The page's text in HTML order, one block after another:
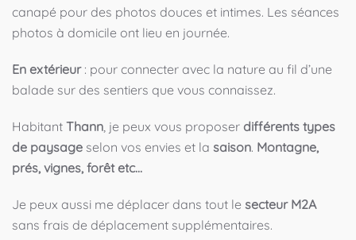
canapé pour des photos douces et intimes. Les séances
photos à domicile ont lieu en journée.
En extérieur: pour connecter avec la nature au fil d’une
balade sur des sentiers que vous connaissez.
Habitant Thann , je peux vous proposer différents types
de paysage selon vos envies et la saison. Montagne,
prés, vignes, forêt etc...
Je peux aussi me déplacer dans tout le secteur M2A
sans frais de déplacement supplémentaires.